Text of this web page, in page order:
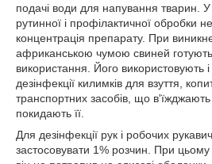
подачі води для напування тварин. У
рутинної і профілактичної обробки
концентрація препарату. При
африканською чумою свиней
використання. Його використовують
дезінфекції килимків для взуття,
транспортних засобів, що в'їжджають
покидають її.
Для дезінфекції рук і робочих
застосовувати 1% розчин. При